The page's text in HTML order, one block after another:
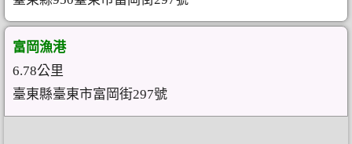
富岡漁港
6.78公里
臺東縣臺東市富岡街297號